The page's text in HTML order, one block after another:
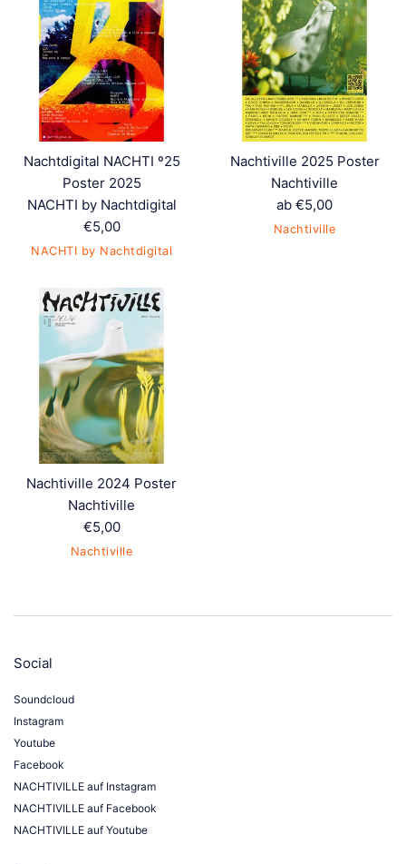
Nachtdigital NACHTI º25
Poster 2025
NACHTI by Nachtdigital
Normaler
Preis
€5,00
NACHTI by Nachtdigital
Nachtiville 2025 Poster
Nachtiville
ab €5,00
Nachtiville
Nachtiville 2024 Poster
Nachtiville
Normaler
Preis
€5,00
Nachtiville
Social
Soundcloud
Instagram
Youtube
Facebook
NACHTIVILLE auf Instagram
NACHTIVILLE auf Facebook
NACHTIVILLE auf Youtube